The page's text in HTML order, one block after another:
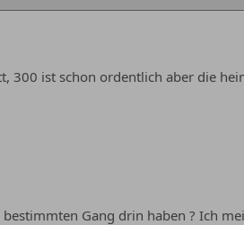
300 ist schon ordentlich aber die
Gang drin haben ? Ich